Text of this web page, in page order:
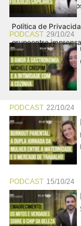
PODCAST 29/10/24
PODCAST 22/10/24
PODCAST 15/10/24
conteúdo digital “
Política de